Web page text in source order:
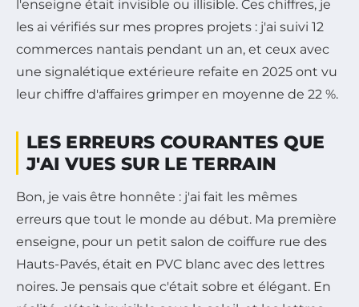
l'enseigne était invisible ou illisible. Ces chiffres, je
les ai vérifiés sur mes propres projets : j'ai suivi 12
commerces nantais pendant un an, et ceux avec
une signalétique extérieure refaite en 2025 ont vu
leur chiffre d'affaires grimper en moyenne de 22 %.
LES ERREURS COURANTES QUE
J'AI VUES SUR LE TERRAIN
Bon, je vais être honnête : j'ai fait les mêmes
erreurs que tout le monde au début. Ma première
enseigne, pour un petit salon de coiffure rue des
Hauts-Pavés, était en PVC blanc avec des lettres
noires. Je pensais que c'était sobre et élégant. En